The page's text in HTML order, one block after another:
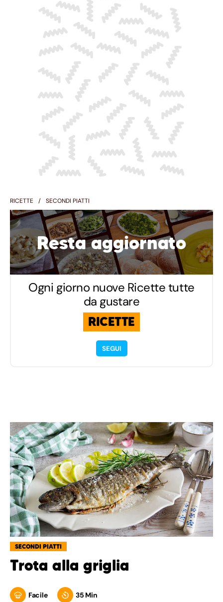
RICETTE SECONDI PIATTI
Resta aggiornato
Ogni giorno nuove Ricette tutte
da gustare
RICETTE
SEGUI
SECONDI PIATTI
Trota alla griglia
Facile 35 Min